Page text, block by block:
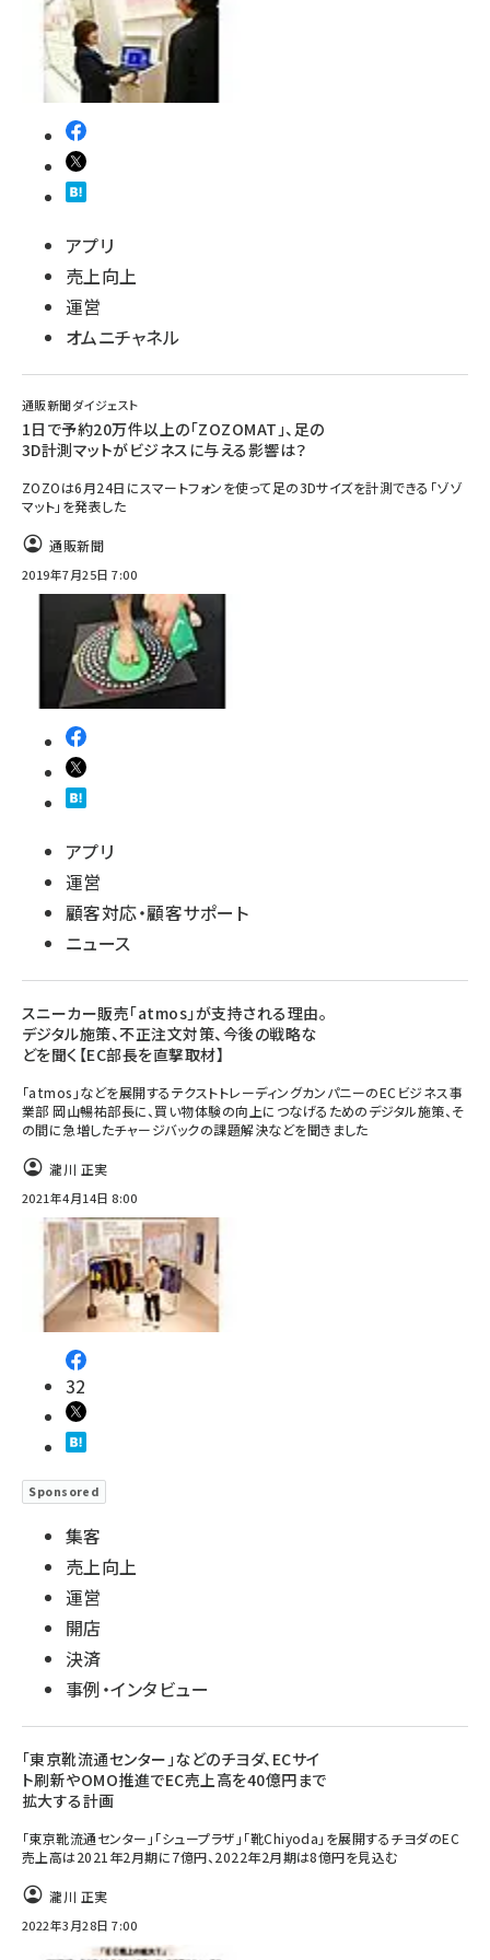
アプリ
売上向上
運営
オムニチャネル
通販新聞ダイジェスト
1日で予約20万件以上の「ZOZOMAT」、足の
3D計測マットがビジネスに与える影響は？
ZOZOは6月24日にスマートフォンを使って足の3Dサイズを計測できる「ゾゾ
マット」を発表した
通販新聞
2019年7月25日 7:00
アプリ
運営
顧客対応・顧客サポート
ニュース
スニーカー販売「atmos」が支持される理由。
デジタル施策、不正注文対策、今後の戦略な
どを聞く【EC部長を直撃取材】
「atmos」などを展開するテクストトレーディングカンパニーのECビジネス事
業部 岡山暢祐部長に、買い物体験の向上につなげるためのデジタル施策、そ
の間に急増したチャージバックの課題解決などを聞きました
瀧川 正実
2021年4月14日 8:00
32
Sponsored
集客
売上向上
運営
開店
決済
事例・インタビュー
「東京靴流通センター」などのチヨダ、ECサイ
ト刷新やOMO推進でEC売上高を40億円まで
拡大する計画
「東京靴流通センター」「シュープラザ」「靴Chiyoda」を展開するチヨダのEC
売上高は2021年2月期に7億円、2022年2月期は8億円を見込む
瀧川 正実
2022年3月28日 7:00